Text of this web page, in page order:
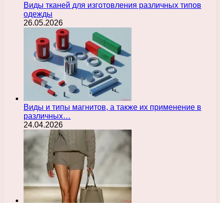
Виды тканей для изготовления различных типов
одежды
26.05.2026
Виды и типы магнитов, а также их применение в
различных…
24.04.2026